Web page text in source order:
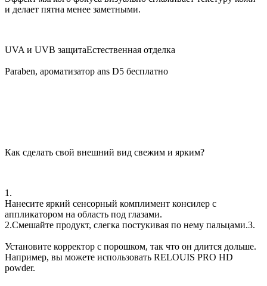
и делает пятна менее заметными.
UVA и UVB защитаЕстественная отделка
Paraben, ароматизатор ans D5 бесплатно
Как сделать свой внешний вид свежим и ярким?
1.
Нанесите яркий сенсорный комплимент консилер с
аппликатором на область под глазами.
2.Смешайте продукт, слегка постукивая по нему пальцами.3.
Установите корректор с порошком, так что он длится дольше.
Например, вы можете использовать RELOUIS PRO HD
powder.